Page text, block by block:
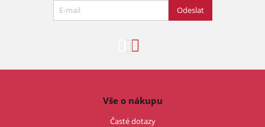
Odeslat
Vše o nákupu
Časté dotazy